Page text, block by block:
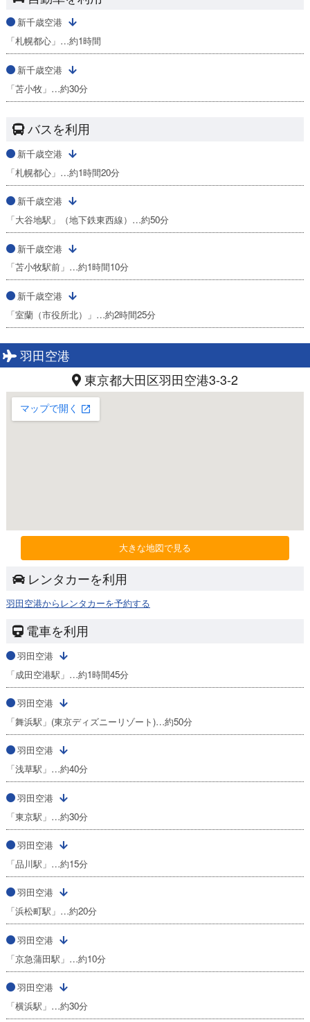
新千歳空港
「札幌都心」…約1時間
新千歳空港
「苫小牧」…約30分
バスを利用
新千歳空港
「札幌都心」…約1時間20分
新千歳空港
「大谷地駅」（地下鉄東西線）…約50分
新千歳空港
「苫小牧駅前」…約1時間10分
新千歳空港
「室蘭（市役所北）」…約2時間25分
羽田空港
東京都大田区羽田空港3-3-2
大きな地図で見る
レンタカーを利用
羽田空港からレンタカーを予約する
電車を利用
羽田空港
「成田空港駅」…約1時間45分
羽田空港
「舞浜駅」(東京ディズニーリゾート)…約50分
羽田空港
「浅草駅」…約40分
羽田空港
「東京駅」…約30分
羽田空港
「品川駅」…約15分
羽田空港
「浜松町駅」…約20分
羽田空港
「京急蒲田駅」…約10分
羽田空港
「横浜駅」…約30分